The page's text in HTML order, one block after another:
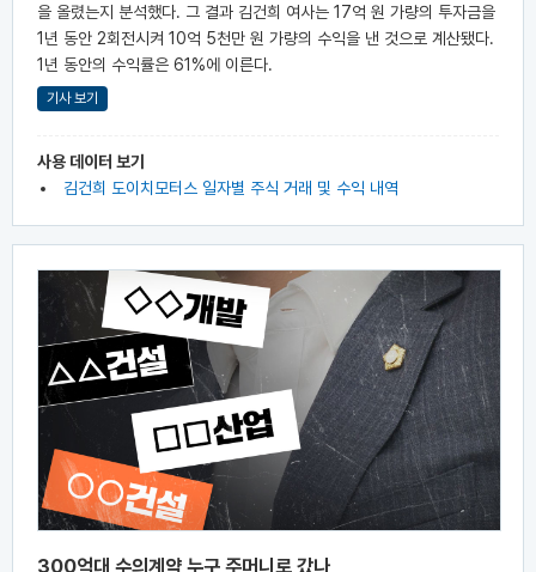
을 올렸는지 분석했다. 그 결과 김건희 여사는 17억 원 가량의 투자금을
1년 동안 2회전시켜 10억 5천만 원 가량의 수익을 낸 것으로 계산됐다.
1년 동안의 수익률은 61%에 이른다.
기사 보기
사용 데이터 보기
김건희 도이치모터스 일자별 주식 거래 및 수익 내역
300억대 수의계약 누구 주머니로 갔나